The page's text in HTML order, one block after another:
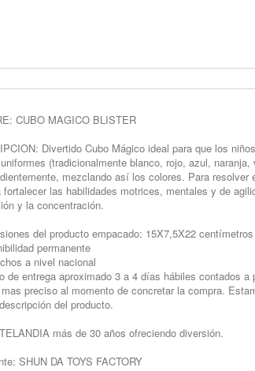
CUBO MAGICO BLISTER
Divertido Cubo Mágico ideal para que los
(tradicionalmente blanco, rojo, azul,
mezclando así los colores. Para
fortalecer las habilidades motrices, mentales y de
y la concentración.
del producto empacado: 15X7,5X22 centímetros
permanente
a nivel nacional
de entrega aproximado 3 a 4 días hábiles contados
preciso al momento de concretar la compra.
del producto.
más de 30 años ofreciendo diversión.
SHUN DA TOYS FACTORY